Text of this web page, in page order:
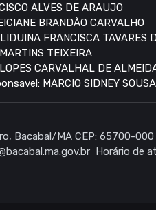
ALVES DE ARAUJO
BRANDÃO CARVALHO
FRANCISCA TAVARES
TEIXEIRA
CARVALHAL DE
MARCIO SIDNEY
Bacabal/MA CEP: 65700-000
Horário de